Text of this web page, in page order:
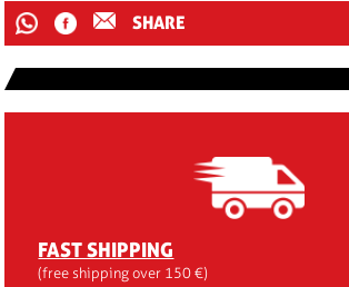
SHARE
FAST SHIPPING
(free shipping over 150 €)